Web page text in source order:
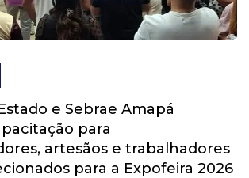
e Sebrae Amapá
para
artesãos e trabalhadores
para a Expofeira 2026